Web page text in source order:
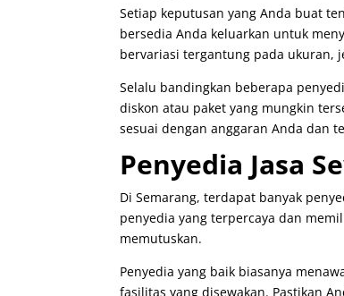
Setiap keputusan yang Anda buat
bersedia Anda keluarkan untuk
bervariasi tergantung pada ukuran,
Selalu bandingkan beberapa
diskon atau paket yang mungkin
sesuai dengan anggaran Anda dan
Penyedia Jasa
Di Semarang, terdapat banyak
penyedia yang terpercaya dan
memutuskan.
Penyedia yang baik biasanya
fasilitas yang disewakan. Pastikan